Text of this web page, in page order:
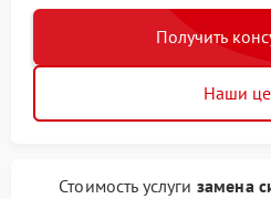
Получить
Наши
Стоимость услуги замена